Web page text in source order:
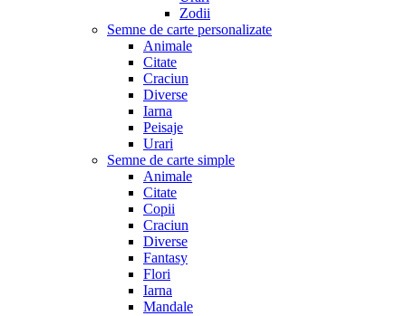
Zodii
Semne de carte personalizate
Animale
Citate
Craciun
Diverse
Iarna
Peisaje
Urari
Semne de carte simple
Animale
Citate
Copii
Craciun
Diverse
Fantasy
Flori
Iarna
Mandale